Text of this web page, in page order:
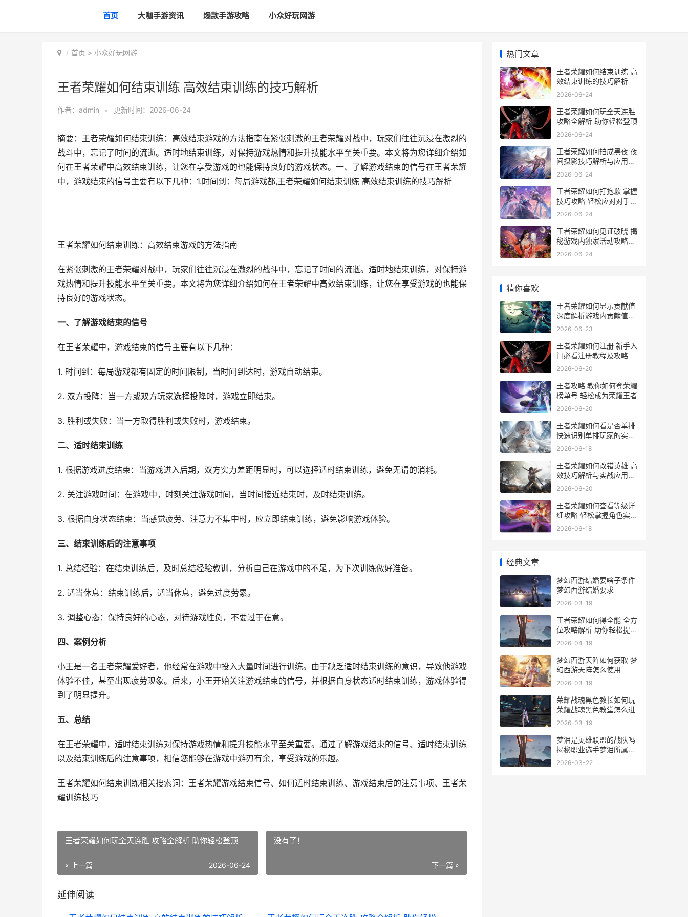
首页 大咖手游资讯 爆款手游攻略 小众好玩网游
首页 > 小众好玩网游
王者荣耀如何结束训练 高效结束训练的技巧解析
作者： admin • 更新时间：2026-06-24
摘要：王者荣耀如何结束训练：高效结束游戏的方法指南在紧张刺激的王者荣耀对战中，玩家们往往沉浸在激烈的
战斗中，忘记了时间的流逝。适时地结束训练，对保持游戏热情和提升技能水平至关重要。本文将为您详细介绍如
何在王者荣耀中高效结束训练，让您在享受游戏的也能保持良好的游戏状态。一、了解游戏结束的信号在王者荣耀
中，游戏结束的信号主要有以下几种：1.时间到：每局游戏都,王者荣耀如何结束训练 高效结束训练的技巧解析
王者荣耀如何结束训练：高效结束游戏的方法指南
在紧张刺激的王者荣耀对战中，玩家们往往沉浸在激烈的战斗中，忘记了时间的流逝。适时地结束训练，对保持游
戏热情和提升技能水平至关重要。本文将为您详细介绍如何在王者荣耀中高效结束训练，让您在享受游戏的也能保
持良好的游戏状态。
一、了解游戏结束的信号
在王者荣耀中，游戏结束的信号主要有以下几种：
1. 时间到：每局游戏都有固定的时间限制，当时间到达时，游戏自动结束。
2. 双方投降：当一方或双方玩家选择投降时，游戏立即结束。
3. 胜利或失败：当一方取得胜利或失败时，游戏结束。
二、适时结束训练
1. 根据游戏进度结束：当游戏进入后期，双方实力差距明显时，可以选择适时结束训练，避免无谓的消耗。
2. 关注游戏时间：在游戏中，时刻关注游戏时间，当时间接近结束时，及时结束训练。
3. 根据自身状态结束：当感觉疲劳、注意力不集中时，应立即结束训练，避免影响游戏体验。
三、结束训练后的注意事项
1. 总结经验：在结束训练后，及时总结经验教训，分析自己在游戏中的不足，为下次训练做好准备。
2. 适当休息：结束训练后，适当休息，避免过度劳累。
3. 调整心态：保持良好的心态，对待游戏胜负，不要过于在意。
四、案例分析
小王是一名王者荣耀爱好者，他经常在游戏中投入大量时间进行训练。由于缺乏适时结束训练的意识，导致他游戏
体验不佳，甚至出现疲劳现象。后来，小王开始关注游戏结束的信号，并根据自身状态适时结束训练，游戏体验得
到了明显提升。
五、总结
在王者荣耀中，适时结束训练对保持游戏热情和提升技能水平至关重要。通过了解游戏结束的信号、适时结束训练
以及结束训练后的注意事项，相信您能够在游戏中游刃有余，享受游戏的乐趣。
王者荣耀如何结束训练相关搜索词：王者荣耀游戏结束信号、如何适时结束训练、游戏结束后的注意事项、王者荣
耀训练技巧
王者荣耀如何玩全天连胜 攻略全解析 助你轻松登顶
« 上一篇 2026-06-24
没有了！
下一篇 »
延伸阅读
热门文章
王者荣耀如何结束训练 高
效结束训练的技巧解析
2026-06-24
王者荣耀如何玩全天连胜
攻略全解析 助你轻松登顶
2026-06-24
王者荣耀如何拍成黑夜 夜
间摄影技巧解析与应用教
程
2026-06-24
王者荣耀如何打抱歉 掌握
技巧攻略 轻松应对对手策
略
2026-06-24
王者荣耀如何见证破晓 揭
秘游戏内独家活动攻略与
奖励详情
2026-06-24
猜你喜欢
王者荣耀如何显示贡献值
深度解析游戏内贡献值展
示技巧
2026-06-23
王者荣耀如何注册 新手入
门必看注册教程及攻略
2026-06-20
王者攻略 教你如何登荣耀
榜单号 轻松成为荣耀王者
2026-06-20
王者荣耀如何看是否单排
快速识别单排玩家的实用
技巧解析
2026-06-18
王者荣耀如何改错英雄 高
效技巧解析与实战应用指
南
2026-06-20
王者荣耀如何查看等级详
细攻略 轻松掌握角色实力
提升竞技水平
2026-06-18
经典文章
梦幻西游结婚要啥子条件
梦幻西游结婚要求
2026-03-19
王者荣耀如何得全能 全方
位攻略解析 助你轻松提升
战斗力
2026-04-19
梦幻西游天阵如何获取 梦
幻西游天阵怎么使用
2026-03-19
荣耀战魂黑色教长如何玩
荣耀战魂黑色教堂怎么进
2026-03-19
梦泪是英雄联盟的战队吗
揭秘职业选手梦泪所属战
队及战队实力分析
2026-03-22